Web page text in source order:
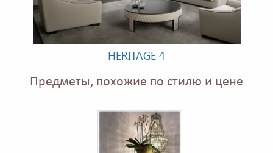
HERITAGE 4
Предметы, похожие по стилю и цене